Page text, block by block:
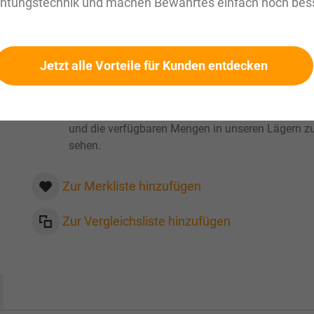
Verfügbar
und die verfügbaren Mengen in unseren Lägern
sehen.
Zur Merkliste hinzufügen
Zur Vergleichsliste hinzufügen
Jetzt alle Vorteile für Kunden entdecken